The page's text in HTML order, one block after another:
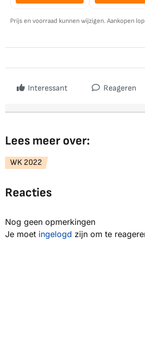
Prijs en voorraad kunnen wijzigen. Aankopen
Interessant Reageren
Lees meer over:
WK 2022
Reacties
Nog geen opmerkingen
Je moet ingelogd zijn om te